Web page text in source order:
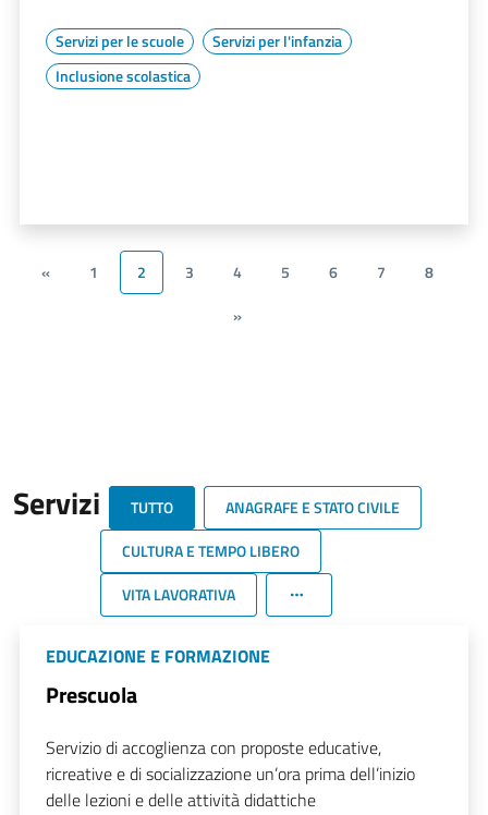
Servizi per le scuole
Servizi per l'infanzia
Inclusione scolastica
« 1 2 3 4 5 6 7
8
»
Servizi TUTTO
ANAGRAFE E STATO CIVILE
CULTURA E TEMPO LIBERO
VITA LAVORATIVA
EDUCAZIONE E FORMAZIONE
Prescuola
Servizio di accoglienza con proposte educative,
ricreative e di socializzazione un’ora prima dell’inizio
delle lezioni e delle attività didattiche